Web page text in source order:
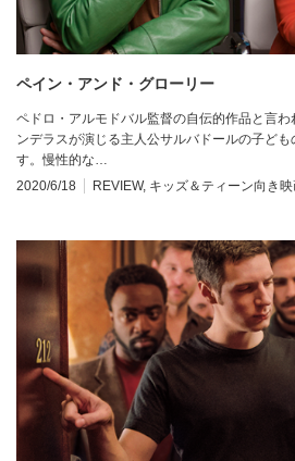
ペイン・アンド・グローリー
ペドロ・アルモドバル監督の自伝的作品と言
ンデラスが演じる主人公サルバドールの子ど
す。慢性的な…
2020/6/18
REVIEW, キッズ＆ティーン向き